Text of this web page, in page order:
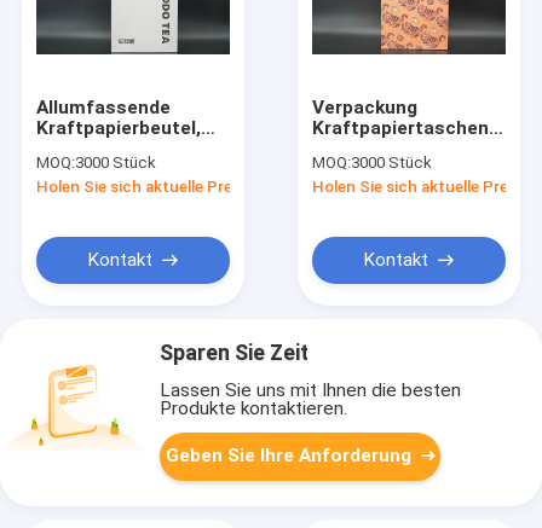
Allumfassende
Kraftpapierbeutel,
MOQ:3000 Stück
Holen Sie sich aktuelle Preis
Kontakt
Verpackung
Kraftpapiertaschen
maßgeschneiderte
MOQ:3000 Stück
Holen Sie sich aktuelle Preis
Kontakt
Sparen Sie Zeit
Lassen Sie uns mit Ihnen die besten
Produkte kontaktieren.
Geben Sie Ihre Anforderung